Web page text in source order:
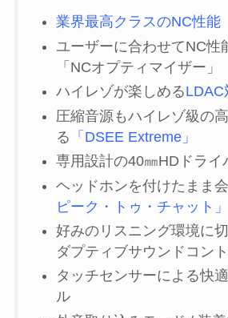
業界最高クラスのNC性能
ユーザーに合わせてNC性
「NCオプティマイザー」
ハイレゾが楽しめるLDAC
圧縮音源もハイレゾ級の
る 「DSEE Extreme」
専用設計の40㎜HDドライ
ヘッドホンを付けたまま
ピーク・トゥ・チャット」
好みのリスニング環境に
ダプティブサウンドコント
タッチセンサーによる快
ル